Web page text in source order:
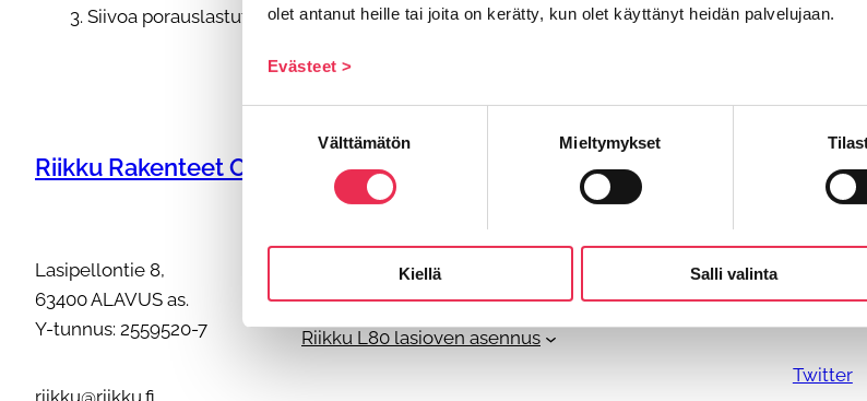
olet antanut heille tai joita on kerätty, kun olet käyttänyt heidän palvelujaan.
Evästeet >
Välttämätön Mieltymykset
Kiellä Salli valinta
Siivoa porauslastut profiileista ja parvekkeelta.Siivoa erityisen tarkasti, jos kiskot on
Riikku Rakenteet Oy
Lasipellontie 8,
63400 ALAVUS as.
Y-tunnus: 2559520-7
riikku@riikku.fi
Riikku asennusohjeet
Parvekkeen tolpattoman kaiteen asennus
Parvekelasien asennus
R3 Alakantoisen pystypuitteettoman lasituksen asennus
Riikku L80 lasioven asennus
Twitter